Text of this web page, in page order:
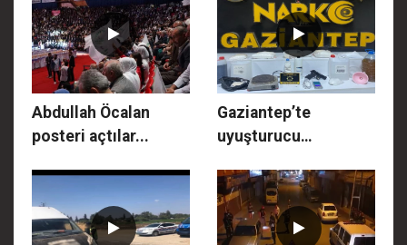
Abdullah Öcalan
posteri açtılar...
Gaziantep’te
uyuşturucu
Piyasa değeri 2
milyon TL…